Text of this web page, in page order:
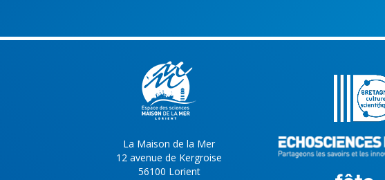
La Maison de la Mer
12 avenue de Kergroise
56100 Lorient